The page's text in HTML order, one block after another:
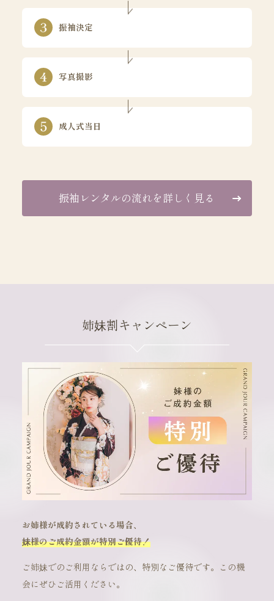
振袖決定
写真撮影
成人式当日
振袖レンタルの流れを詳しく見る
姉妹割キャンペーン
お姉様が成約されている場合、
妹様のご成約金額が特別ご優待！
ご姉妹でのご利用ならではの、特別なご優待です。この機
会にぜひご活用ください。